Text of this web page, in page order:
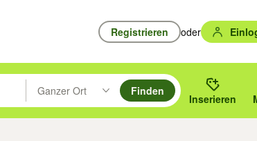
Registrieren oder
nach oben/unten durchsuchen und mit
Eingabetaste drücken um zu suchen, oder
Ganzer Ort
Suche im Umkreis des gewählten Orts oder PLZ.
Finden
Inserieren